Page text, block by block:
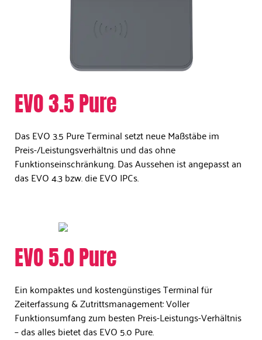
EVO 3.5 Pure​
Das EVO 3.5 Pure Terminal setzt neue Maßstäbe im
Preis-/Leistungsverhältnis und das ohne
Funktionseinschränkung. Das Aussehen ist angepasst an
das EVO 4.3 bzw. die EVO IPCs.
EVO 5.0 Pure​
Ein kompaktes und kostengünstiges Terminal für
Zeiterfassung & Zutrittsmanagement: Voller
Funktionsumfang zum besten Preis-Leistungs-Verhältnis
– das alles bietet das EVO 5.0 Pure.